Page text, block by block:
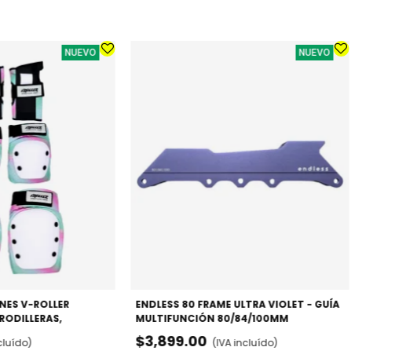
NUEVO
V-ROLLER
NUEVO
ENDLESS 80 FRAME ULTRA VIOLET - GUÍA
MULTIFUNCIÓN 80/84/100MM
$3,899.00 (IVA incluído)